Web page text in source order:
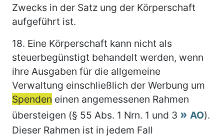
Zwecks in der Satz ung der Körperschaft
aufgeführt ist.
18. Eine Körperschaft kann nicht als
steuerbegünstigt behandelt werden, wenn
ihre Ausgaben für die allgemeine
Verwaltung einschließlich der Werbung um
Spenden einen angemessenen Rahmen
übersteigen (§ 55 Abs. 1 Nrn. 1 und 3
AO).
Dieser Rahmen ist in jedem Fall